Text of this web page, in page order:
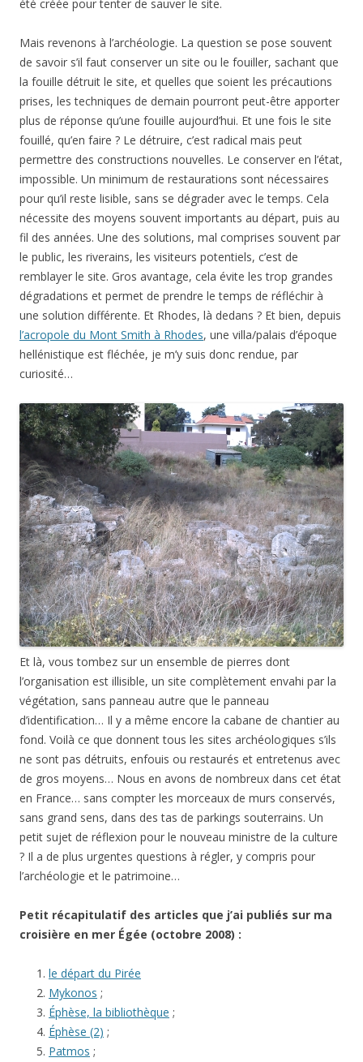
été créée pour tenter de sauver le site.
Mais revenons à l’archéologie. La question se pose souvent
de savoir s’il faut conserver un site ou le fouiller, sachant que
la fouille détruit le site, et quelles que soient les précautions
prises, les techniques de demain pourront peut-être apporter
plus de réponse qu’une fouille aujourd’hui. Et une fois le site
fouillé, qu’en faire ? Le détruire, c’est radical mais peut
permettre des constructions nouvelles. Le conserver en l’état,
impossible. Un minimum de restaurations sont nécessaires
pour qu’il reste lisible, sans se dégrader avec le temps. Cela
nécessite des moyens souvent importants au départ, puis au
fil des années. Une des solutions, mal comprises souvent par
le public, les riverains, les visiteurs potentiels, c’est de
remblayer le site. Gros avantage, cela évite les trop grandes
dégradations et permet de prendre le temps de réfléchir à
une solution différente. Et Rhodes, là dedans ? Et bien, depuis
l’acropole du Mont Smith à Rhodes, une villa/palais d’époque
hellénistique est fléchée, je m’y suis donc rendue, par
curiosité…
Et là, vous tombez sur un ensemble de pierres dont
l’organisation est illisible, un site complètement envahi par la
végétation, sans panneau autre que le panneau
d’identification… Il y a même encore la cabane de chantier au
fond. Voilà ce que donnent tous les sites archéologiques s’ils
ne sont pas détruits, enfouis ou restaurés et entretenus avec
de gros moyens… Nous en avons de nombreux dans cet état
en France… sans compter les morceaux de murs conservés,
sans grand sens, dans des tas de parkings souterrains. Un
petit sujet de réflexion pour le nouveau ministre de la culture
? Il a de plus urgentes questions à régler, y compris pour
l’archéologie et le patrimoine…
Petit récapitulatif des articles que j’ai publiés sur ma
croisière en mer Égée (octobre 2008) :
le départ du Pirée
Mykonos ;
Éphèse, la bibliothèque ;
Éphèse (2) ;
Patmos ;